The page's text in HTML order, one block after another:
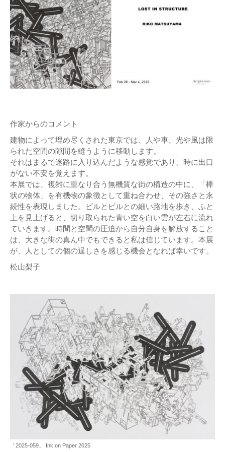
作家からのコメント
建物によって埋め尽くされた東京では、人や車、光や風は限
られた空間の隙間を縫うように移動します。
それはまるで迷路に入り込んだような感覚であり、時に出口
がない不安を覚えます。
本展では、複雑に重なり合う無機質な街の構造の中に、「棒
状の物体」を有機物の象徴として重ね合わせ、その強さと永
続性を表現しました。ビルとビルとの細い路地を歩き、ふと
上を見上げると、切り取られた青い空を白い雲が左右に流れ
ていきます。時間と空間の圧迫から自分自身を解放すること
は、大きな街の真ん中でもできると私は信じています。本展
が、人としての個の逞しさを感じる機会となれば幸いです。
松山梨子
「2025-059」 Ink on Paper 2025